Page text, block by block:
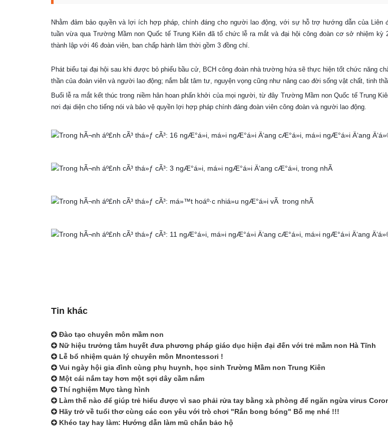
Nhằm đảm bảo quyền và lợi ích hợp pháp, chính đáng cho người lao động, với sự hỗ trợ hướng dẫn của Liên
tuần vừa qua Trường Mầm non Quốc tế Trung Kiên đã tổ chức lễ ra mắt và đại hội công đoàn cơ sở nhiệm kỳ
thành lập với 46 đoàn viên, ban chấp hành lâm thời gồm 3 đồng chí.
Phát biểu tại đại hội sau khi được bỏ phiếu bầu cử, BCH công đoàn nhà trường hứa sẽ thực hiện tốt chức năng
thần của đoàn viên và người lao động; nắm bắt tâm tư, nguyện vọng cũng như nâng cao đời sống vật chất, tinh
Buổi lễ ra mắt kết thúc trong niềm hân hoan phấn khởi của mọi người, từ đây Trường Mầm non Quốc tế Trung
nơi đại diện cho tiếng nói và bảo vệ quyền lợi hợp pháp chính đáng đoàn viên công đoàn và người lao động.
Tin khác
Đào tạo chuyên môn mầm non
Nữ hiệu trưởng tâm huyết đưa phương pháp giáo dục hiện đại đến với trẻ mầm non Hà Tĩnh
Lễ bổ nhiệm quản lý chuyên môn Mnontessori !
Vui ngày hội gia đình cùng phụ huynh, học sinh Trường Mầm non Trung Kiên
Một cái nắm tay hơn một sợi dây cầm nắm
Thí nghiệm Mực tàng hình
Làm thế nào để giúp trẻ hiểu được vì sao phải rửa tay bằng xà phòng để ngăn ngừa virus
Hãy trở về tuổi thơ cùng các con yêu với trò chơi "Rắn bong bóng" Bố mẹ nhé !!!
Khéo tay hay làm: Hướng dẫn làm mũ chắn bảo hộ